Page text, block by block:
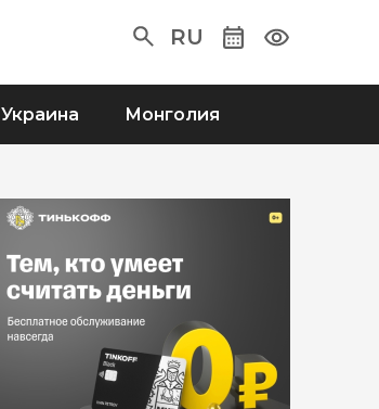
RU
Украина Монголия